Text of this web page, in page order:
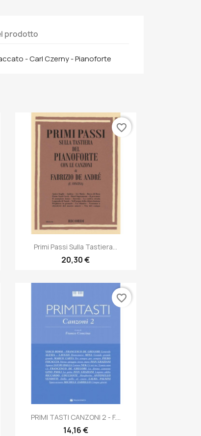
prodotto
- Carl Czerny - Pianoforte
Anteprima
Primi Passi Sulla Tastiera...
20,30 €
favorite_border
Anteprima
PRIMI TASTI CANZONI 2 - F....
14,16 €
favorite_border